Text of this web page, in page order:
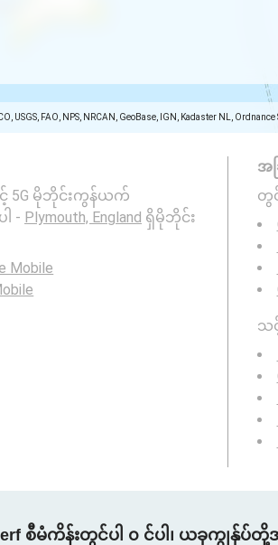
USGS, FAO, NPS, NRCAN, GeoBase, IGN, Kadaster NL,
နှင့် 5G မိုဘိုင်းကွန်ယက်
- Plymouth, England ရှိမိုဘိုင်း
Mobile
အ
တွ
သ
စီမံကိန်းတွင်ပါ ၀ င်ပါ၊ ယခုကျွန်ု